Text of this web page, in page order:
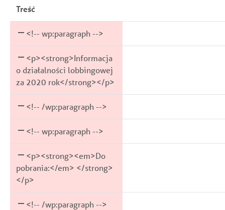
Treść
<!-- wp:paragraph -->
<p><strong>Informacja
o działalności lobbingowej
za 2020 rok</strong></p>
<!-- /wp:paragraph -->
<!-- wp:paragraph -->
<p><strong><em>Do
pobrania:</em> </strong>
</p>
<!-- /wp:paragraph -->